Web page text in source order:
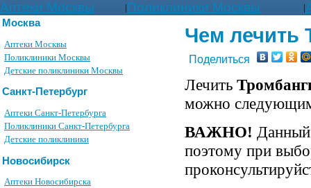
Аптеки Москвы |Поликлиники Москвы |
Москва
Аптеки Москвы
Поликлиники Москвы
Детские поликлиники Москвы
Санкт-Петербург
Аптеки Санкт-Петербурга
Поликлиники Санкт-Петербурга
Детские поликлиники
Новосибирск
Аптеки Новосибирска
Чем лечить
Поделиться
Лечить
можно
ВАЖНО! Данный
поэтому при